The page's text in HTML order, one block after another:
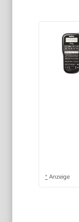
* Anzeige